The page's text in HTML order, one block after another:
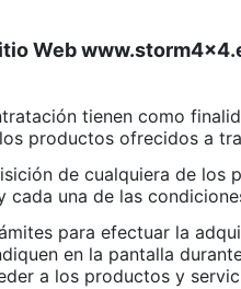
Web
tienen como
productos ofrecidos a
de cualquiera de
cada una de las
para efectuar la
en la pantalla
a los productos y